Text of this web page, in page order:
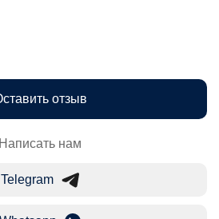
отзыв
Написать нам
Telegram